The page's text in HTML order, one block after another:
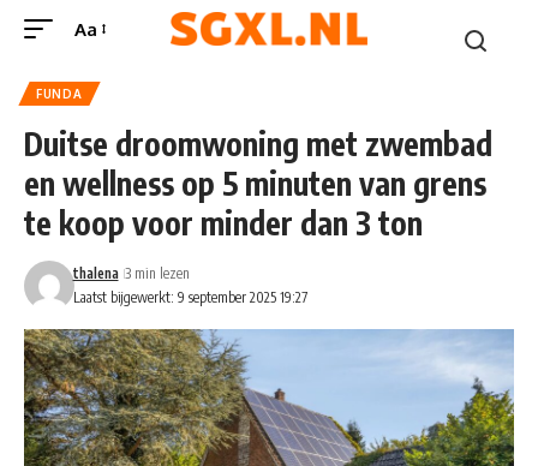
Aa
FUNDA
Duitse droomwoning met zwembad
en wellness op 5 minuten van grens
te koop voor minder dan 3 ton
Laatst bijgewerkt: 9 september 2025 19:27
thalena 3 min lezen